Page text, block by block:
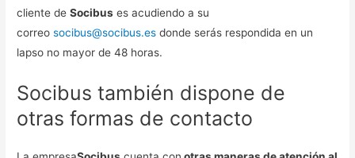
cliente deSocibus es acudiendo a su
correosocibus@socibus.es donde serás respondida en un
lapso no mayor de 48 horas.
Socibus también dispone de
otras formas de contacto